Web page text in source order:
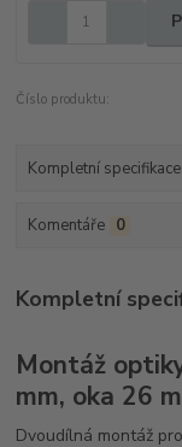
Číslo produktu:
Kompletní specifikace
Komentáře 0
Kompletní
Montáž
mm, oka 26
Dvoudílná montáž